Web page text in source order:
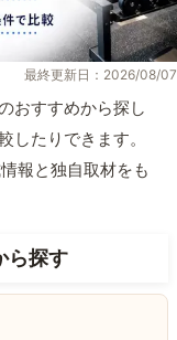
最終更新日：2026/08/07
おすすめから探し
したりできます。
報と独自取材をも
ら探す